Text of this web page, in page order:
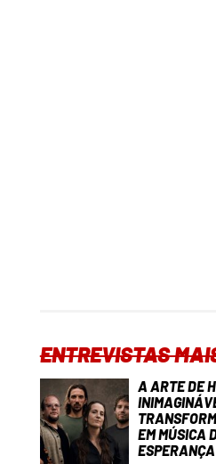
ENTREVISTAS
A ARTE DE
EM MÚSICA
ESPERANÇA